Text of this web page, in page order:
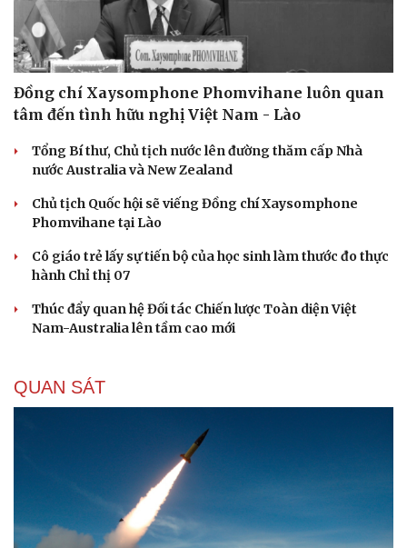
Đồng chí Xaysomphone Phomvihane luôn quan
tâm đến tình hữu nghị Việt Nam - Lào
Tổng Bí thư, Chủ tịch nước lên đường thăm cấp Nhà
nước Australia và New Zealand
Chủ tịch Quốc hội sẽ viếng Đồng chí Xaysomphone
Phomvihane tại Lào
Cô giáo trẻ lấy sự tiến bộ của học sinh làm thước đo thực
hành Chỉ thị 07
Thúc đẩy quan hệ Đối tác Chiến lược Toàn diện Việt
Nam-Australia lên tầm cao mới
QUAN SÁT